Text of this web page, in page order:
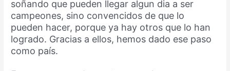
soñando que pueden llegar algun dia a ser
campeones, sino convencidos de que lo
pueden hacer, porque ya hay otros que lo han
logrado. Gracias a ellos, hemos dado ese paso
como país.